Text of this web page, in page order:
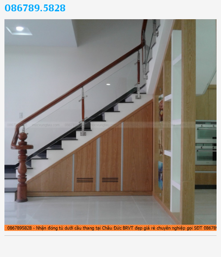
086789.5828